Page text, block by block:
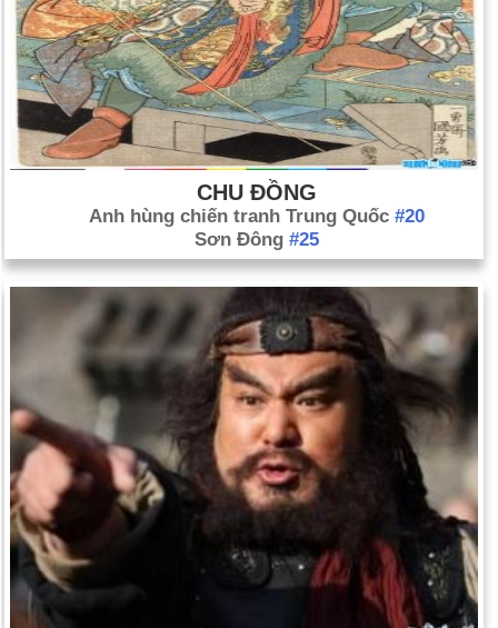
CHU ĐỒNG
Anh hùng chiến tranh Trung Quốc #20
Sơn Đông #25